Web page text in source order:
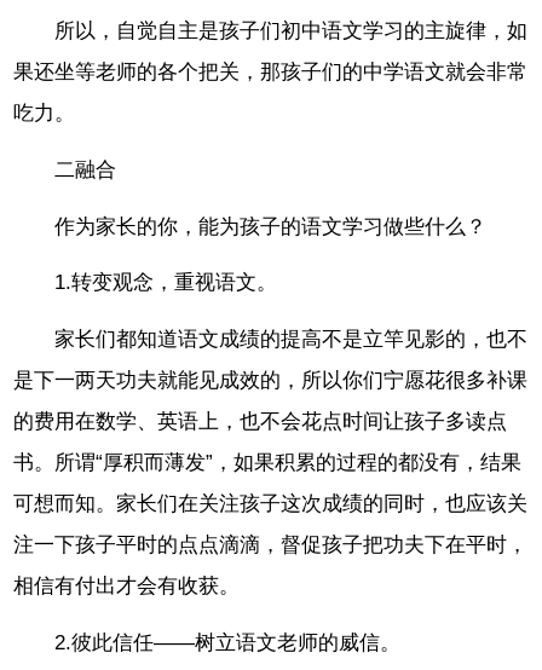
所以，自觉自主是孩子们初中语文学习的主旋律，如
果还坐等老师的各个把关，那孩子们的中学语文就会非常
吃力。
二融合
作为家长的你，能为孩子的语文学习做些什么？
1.转变观念，重视语文。
家长们都知道语文成绩的提高不是立竿见影的，也不
是下一两天功夫就能见成效的，所以你们宁愿花很多补课
的费用在数学、英语上，也不会花点时间让孩子多读点
书。所谓“厚积而薄发”，如果积累的过程的都没有，结果
可想而知。家长们在关注孩子这次成绩的同时，也应该关
注一下孩子平时的点点滴滴，督促孩子把功夫下在平时，
相信有付出才会有收获。
2.彼此信任——树立语文老师的威信。